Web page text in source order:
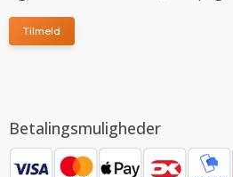
Tilmeld
Betalingsmuligheder